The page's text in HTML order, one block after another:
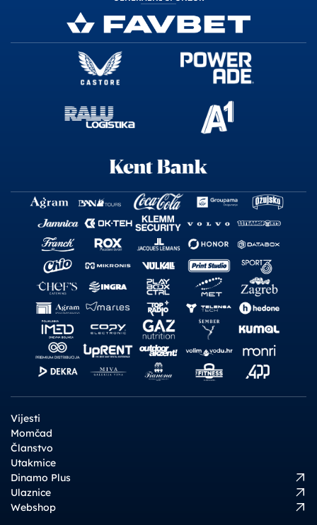
Vijesti
Momčad
Članstvo
Utakmice
Dinamo Plus
Ulaznice
Webshop